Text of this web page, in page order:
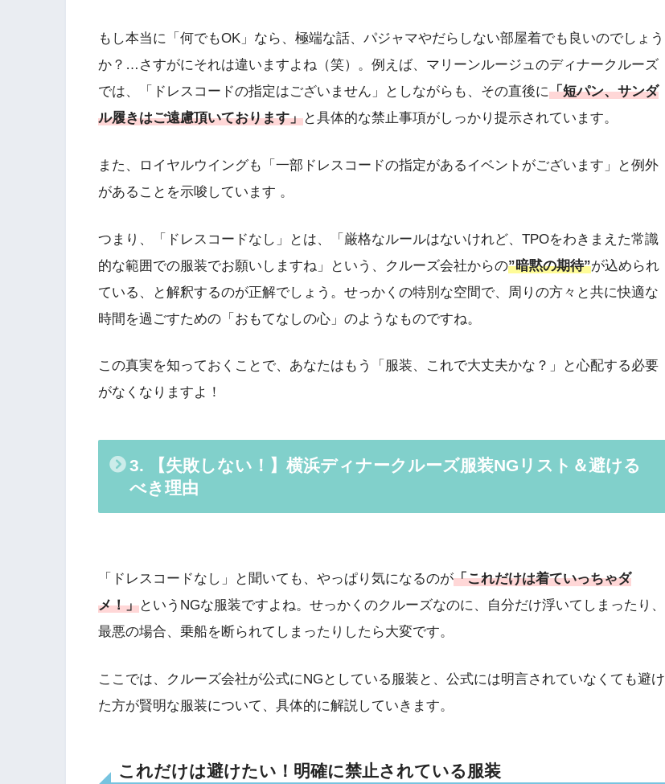
もし本当に「何でもOK」なら、極端な話、パジャマやだらしない部屋着でも良いのでしょう
か？…さすがにそれは違いますよね（笑）。例えば、マリーンルージュのディナークルーズ
では、「ドレスコードの指定はございません」としながらも、その直後に「短パン、サンダ
ル履きはご遠慮頂いております」と具体的な禁止事項がしっかり提示されています。
また、ロイヤルウイングも「一部ドレスコードの指定があるイベントがございます」と例外
があることを示唆しています 。
つまり、「ドレスコードなし」とは、「厳格なルールはないけれど、TPOをわきまえた常識
的な範囲での服装でお願いしますね」という、クルーズ会社からの”暗黙の期待”が込められ
ている、と解釈するのが正解でしょう。せっかくの特別な空間で、周りの方々と共に快適な
時間を過ごすための「おもてなしの心」のようなものですね。
この真実を知っておくことで、あなたはもう「服装、これで大丈夫かな？」と心配する必要
がなくなりますよ！
3. 【失敗しない！】横浜ディナークルーズ服装NGリスト＆避ける
べき理由
「ドレスコードなし」と聞いても、やっぱり気になるのが「これだけは着ていっちゃダ
メ！」というNGな服装ですよね。せっかくのクルーズなのに、自分だけ浮いてしまったり、
最悪の場合、乗船を断られてしまったりしたら大変です。
ここでは、クルーズ会社が公式にNGとしている服装と、公式には明言されていなくても避け
た方が賢明な服装について、具体的に解説していきます。
これだけは避けたい！明確に禁止されている服装